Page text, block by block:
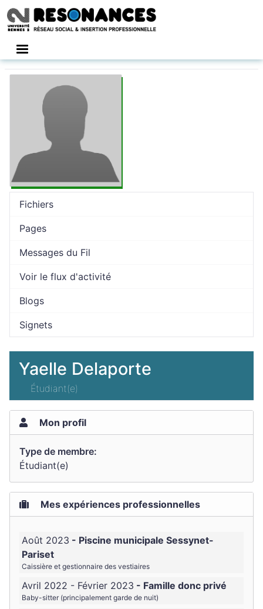
Fichiers
Pages
Messages du Fil
Voir le flux d'activité
Blogs
Signets
Yaelle Delaporte
Étudiant(e)
Mon profil
Type de membre:
Étudiant(e)
Mes expériences professionnelles
Août 2023
Piscine municipale Sessynet-
Pariset
Caissière et gestionnaire des vestiaires
Avril 2022 - Février 2023 Famille donc privé
Baby-sitter (principalement garde de nuit)